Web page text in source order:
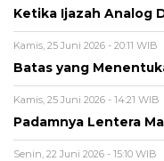
Ketika Ijazah Analog
Kamis, 25 Juni 2026 - 20:11 WIB
Batas yang
Kamis, 25 Juni 2026 - 14:21 WIB
Padamnya Lentera
Senin, 22 Juni 2026 - 15:10 WIB